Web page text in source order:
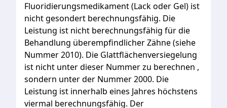
Fluoridierungsmedikament(Lackoder Gel) ist
nichtgesondert berechnungsfähig. Die
Leistung ist nicht berechnungsfähig fürdie
Behandlung überempfindlicherZähne(siehe
Nummer2010). Die Glattflächenversiegelung
ist nicht unterdieser Nummerzu berechnen ,
sondern unterder Nummer2000. Die
Leistung ist innerhalb eines Jahres höchstens
viermal berechnungsfähig. Der